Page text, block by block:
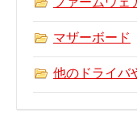
フォントファイル
ゲームファイル
GISファイル
その他のファイル
マザーボード
他のドライバ